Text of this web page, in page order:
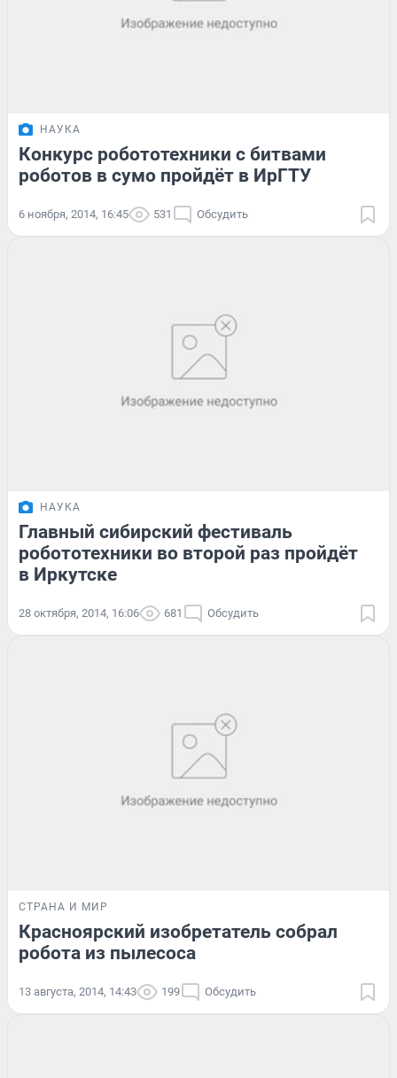
НАУКА
Конкурс робототехники с битвами
роботов в сумо пройдёт в ИрГТУ
6 ноября, 2014, 16:45 531 Обсудить
НАУКА
Главный сибирский фестиваль
робототехники во второй раз пройдёт
в Иркутске
28 октября, 2014, 16:06 681 Обсудить
СТРАНА И МИР
Красноярский изобретатель собрал
робота из пылесоса
13 августа, 2014, 14:43 199 Обсудить